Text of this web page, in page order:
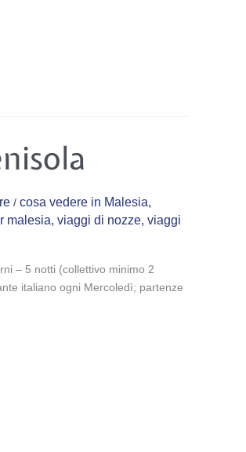
/ cosa vedere in Malesia,
malesia, viaggi di nozze, viaggi
– 5 notti (collettivo minimo 2
italiano ogni Mercoledì; partenze